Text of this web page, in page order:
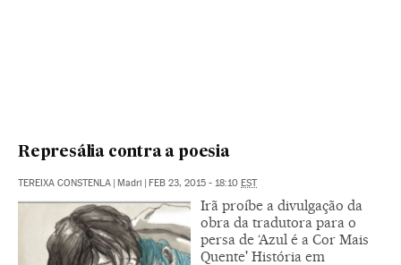
Represália contra a poesia
TEREIXA CONSTENLA | Madri | FEB 23, 2015 - 18:10 EST
Irã proíbe a divulgação da
obra da tradutora para o
persa de ‘Azul é a Cor Mais
Quente' História em